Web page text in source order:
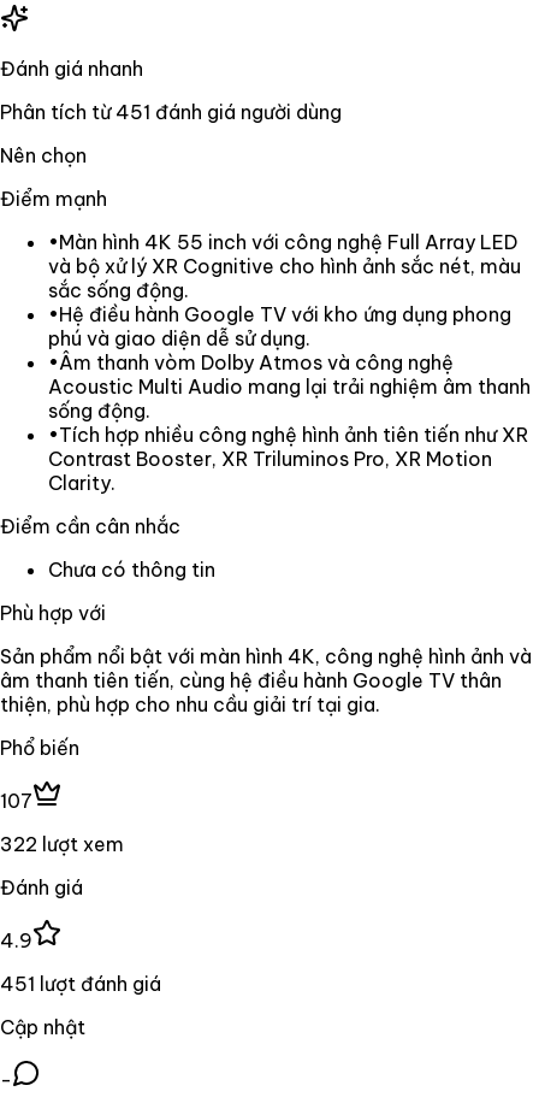
Đánh giá nhanh
Phân tích từ 451 đánh giá người dùng
Nên chọn
Điểm mạnh
•Màn hình 4K 55 inch với công nghệ Full Array LED
và bộ xử lý XR Cognitive cho hình ảnh sắc nét, màu
sắc sống động.
•Hệ điều hành Google TV với kho ứng dụng phong
phú và giao diện dễ sử dụng.
•Âm thanh vòm Dolby Atmos và công nghệ
Acoustic Multi Audio mang lại trải nghiệm âm thanh
sống động.
•Tích hợp nhiều công nghệ hình ảnh tiên tiến như XR
Contrast Booster, XR Triluminos Pro, XR Motion
Clarity.
Điểm cần cân nhắc
Chưa có thông tin
Phù hợp với
Sản phẩm nổi bật với màn hình 4K, công nghệ hình ảnh và
âm thanh tiên tiến, cùng hệ điều hành Google TV thân
thiện, phù hợp cho nhu cầu giải trí tại gia.
Phổ biến
107
322 lượt xem
Đánh giá
4.9
451 lượt đánh giá
Cập nhật
-